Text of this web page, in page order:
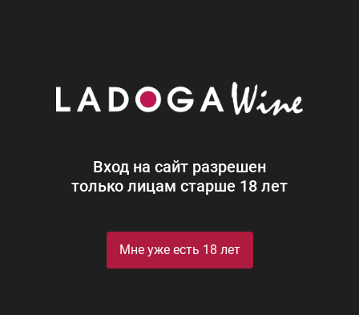
Вход на сайт разрешен
только лицам старше 18 лет
Мне уже есть 18 лет
Новости Блог